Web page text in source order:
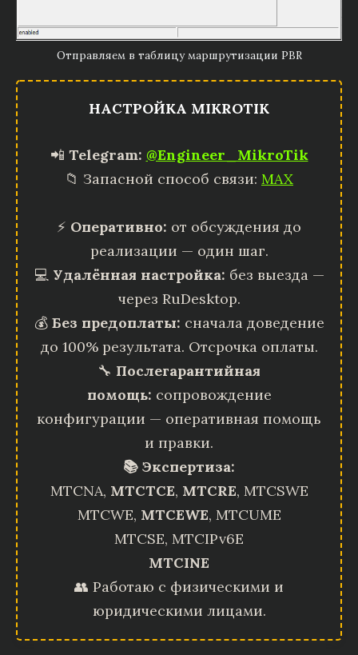
Отправляем в таблицу маршрутизации PBR
НАСТРОЙКА MIKROTIK
📲 Telegram: @Engineer_MikroTik
📁 Запасной способ связи: MAX
⚡ Оперативно: от обсуждения до
реализации — один шаг.
💻 Удалённая настройка: без выезда —
через RuDesktop.
💰 Без предоплаты: сначала доведение
до 100% результата. Отсрочка оплаты.
🔧 Послегарантийная
помощь: сопровождение
конфигурации — оперативная помощь
и правки.
📚 Экспертиза:
MTCNA, MTCTCE, MTCRE, MTCSWE
MTCWE, MTCEWE, MTCUME
MTCSE, MTCIPv6E
MTCINE
👥 Работаю с физическими и
юридическими лицами.